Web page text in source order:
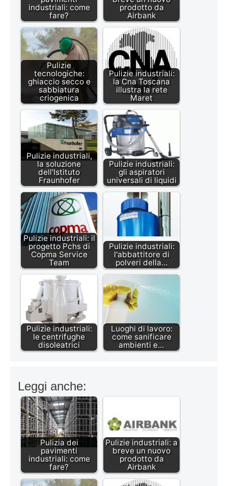
industriali: come
fare?
prodotto da
Airbank
Pulizie
tecnologiche:
ghiaccio secco e
sabbiatura
criogenica
Pulizie industriali:
la Cna Toscana
illustra la rete
Maret
Pulizie industriali,
la soluzione
dell'Istituto
Fraunhofer
Pulizie industriali:
gli aspiratori
universali di liquidi
Pulizie industriali: il
progetto Pchs di
Copma Service
Team
Pulizie industriali:
l'abbattitore di
polveri della…
Pulizie industriali:
le centrifughe
disoleatrici
Luoghi di lavoro:
come sanificare
ambienti e…
Leggi anche:
Pulizia dei
pavimenti
industriali: come
fare?
Pulizie industriali: a
breve un nuovo
prodotto da
Airbank